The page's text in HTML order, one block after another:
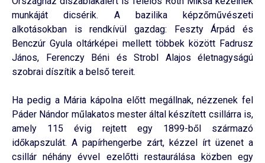
munkáját dicsérik. A bazilika képzőművészeti
alkotásokban is rendkívül gazdag: Feszty Árpád és
Benczúr Gyula oltárképei mellett többek között Fadrusz
János, Ferenczy Béni és Strobl Alajos életnagyságú
szobrai díszítik a belső tereit.
Ha pedig a Mária kápolna előtt megállnak, nézzenek fel
Páder Nándor műlakatos mester által készített csillárra is,
amely 115 évig rejtett egy 1899-ből származó
időkapszulát. A papírhengerbe zárt, kézzel írt üzenet a
csillár néhány évvel ezelőtti restaurálása közben egy